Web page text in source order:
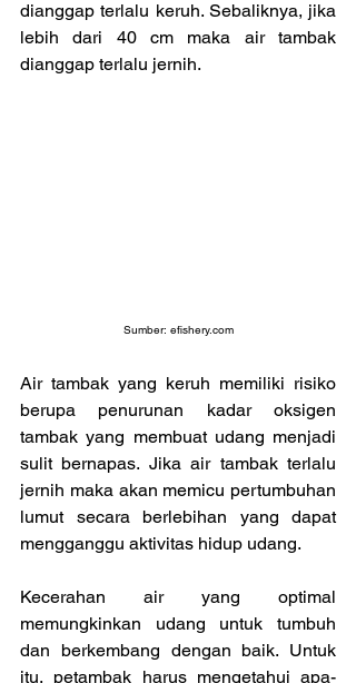
dianggap terlalu keruh. Sebaliknya, jika
lebih dari 40 cm maka air tambak
dianggap terlalu jernih.
Sumber: efishery.com
Air tambak yang keruh memiliki risiko
berupa penurunan kadar oksigen
tambak yang membuat udang menjadi
sulit bernapas. Jika air tambak terlalu
jernih maka akan memicu pertumbuhan
lumut secara berlebihan yang dapat
mengganggu aktivitas hidup udang.
Kecerahan air yang optimal
memungkinkan udang untuk tumbuh
dan berkembang dengan baik. Untuk
itu, petambak harus mengetahui apa-